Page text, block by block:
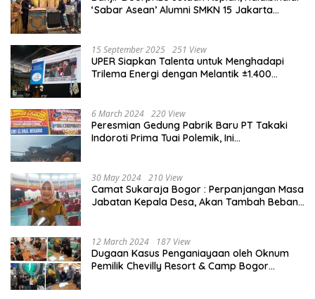
‘Sabar Asean’ Alumni SMKN 15 Jakarta
15 September 2025 251 View
UPER Siapkan Talenta untuk Menghadapi
Trilema Energi dengan Melantik ±1.400
6 March 2024 220 View
Peresmian Gedung Pabrik Baru PT Takaki
Indoroti Prima Tuai Polemik, Ini
30 May 2024 210 View
Camat Sukaraja Bogor : Perpanjangan Masa
Jabatan Kepala Desa, Akan Tambah Beban
12 March 2024 187 View
Dugaan Kasus Penganiayaan oleh Oknum
Pemilik Chevilly Resort & Camp Bogor